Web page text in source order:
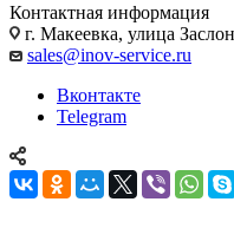
Контактная информация
г. Макеевка, улица
sales@inov-service.ru
Вконтакте
Telegram